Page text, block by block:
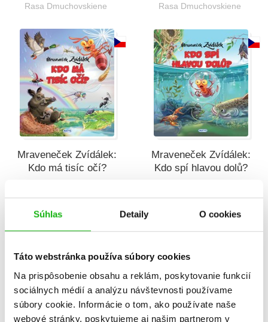
Súhlas Detaily O cookies
Táto webstránka používa súbory cookies
Na prispôsobenie obsahu a reklám, poskytovanie funkcií
sociálnych médií a analýzu návštevnosti používame
súbory cookie. Informácie o tom, ako používate naše
webové stránky, poskytujeme aj našim partnerom v
Rasa Dmuchovskiene Rasa Dmuchovskiene
Mraveneček Zvídálek:
Kdo má tisíc očí?
Mraveneček Zvídálek:
Kdo spí hlavou dolů?